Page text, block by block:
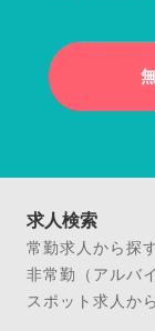
求人検索
常勤求人から探
非常勤（アルバ
スポット求人か